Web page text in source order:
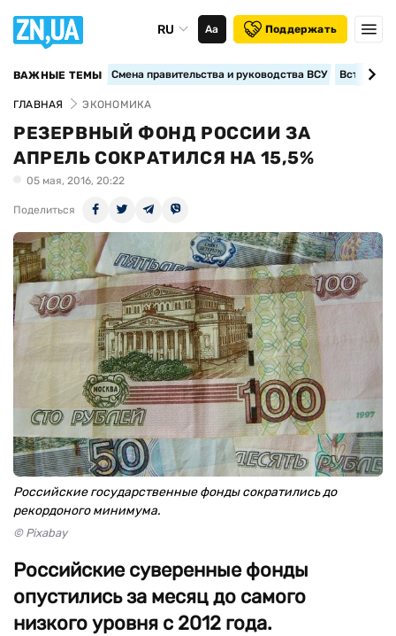
RU Аа Поддержать
ВАЖНЫЕ ТЕМЫ Смена правительства и руководства ВСУ
ГЛАВНАЯ ЭКОНОМИКА
РЕЗЕРВНЫЙ ФОНД РОССИИ ЗА
АПРЕЛЬ СОКРАТИЛСЯ НА 15,5%
05 мая, 2016, 20:22
Поделиться
Российские государственные фонды сократились до
рекордоного минимума.
© Pixabay
Российские суверенные фонды
опустились за месяц до самого
низкого уровня с 2012 года.